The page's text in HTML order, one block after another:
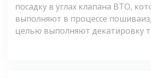
посадку в углах клапана ВТО,
выполняют в процессе
целью выполняют декатировку